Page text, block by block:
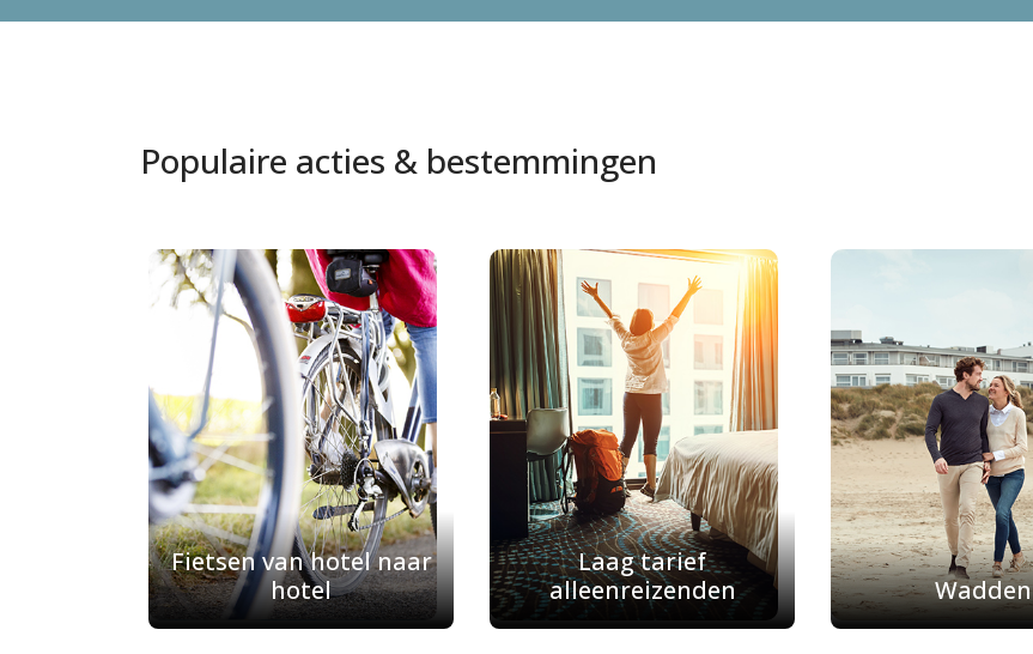
Populaire acties & bestemmingen
Fietsen van hotel naar
hotel
Laag tarief
alleenreizenden
Wadden